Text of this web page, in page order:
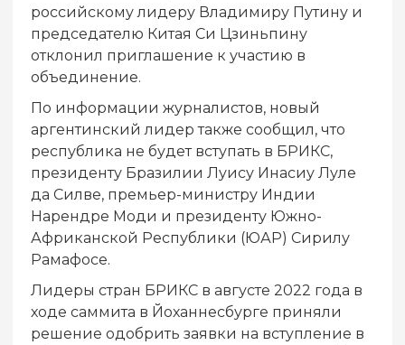
российскому лидеру Владимиру Путину и
председателю Китая Си Цзиньпину
отклонил приглашение к участию в
объединение.
По информации журналистов, новый
аргентинский лидер также сообщил, что
республика не будет вступать в БРИКС,
президенту Бразилии Луису Инасиу Луле
да Силве, премьер-министру Индии
Нарендре Моди и президенту Южно-
Африканской Республики (ЮАР) Сирилу
Рамафосе.
Лидеры стран БРИКС в августе 2022 года в
ходе саммита в Йоханнесбурге приняли
решение одобрить заявки на вступление в